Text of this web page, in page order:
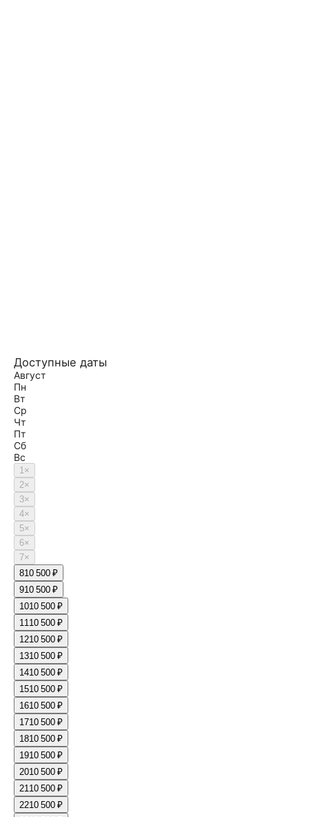
Доступные даты
Август
Пн
Вт
Ср
Чт
Пт
Сб
Вс
1×
2×
3×
4×
5×
6×
7×
810 500 ₽
910 500 ₽
1010 500 ₽
1110 500 ₽
1210 500 ₽
1310 500 ₽
1410 500 ₽
1510 500 ₽
1610 500 ₽
1710 500 ₽
1810 500 ₽
1910 500 ₽
2010 500 ₽
2110 500 ₽
2210 500 ₽